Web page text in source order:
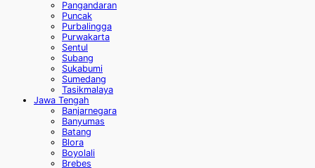
Pangandaran
Puncak
Purbalingga
Purwakarta
Sentul
Subang
Sukabumi
Sumedang
Tasikmalaya
Jawa Tengah
Banjarnegara
Banyumas
Batang
Blora
Boyolali
Brebes